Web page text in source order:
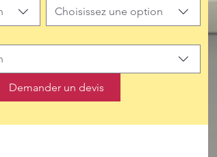
Choisissez une option
Demander un devis